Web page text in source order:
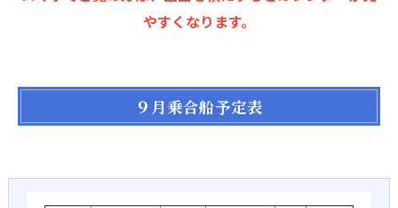
やすくなります。
９月乗合船予定表